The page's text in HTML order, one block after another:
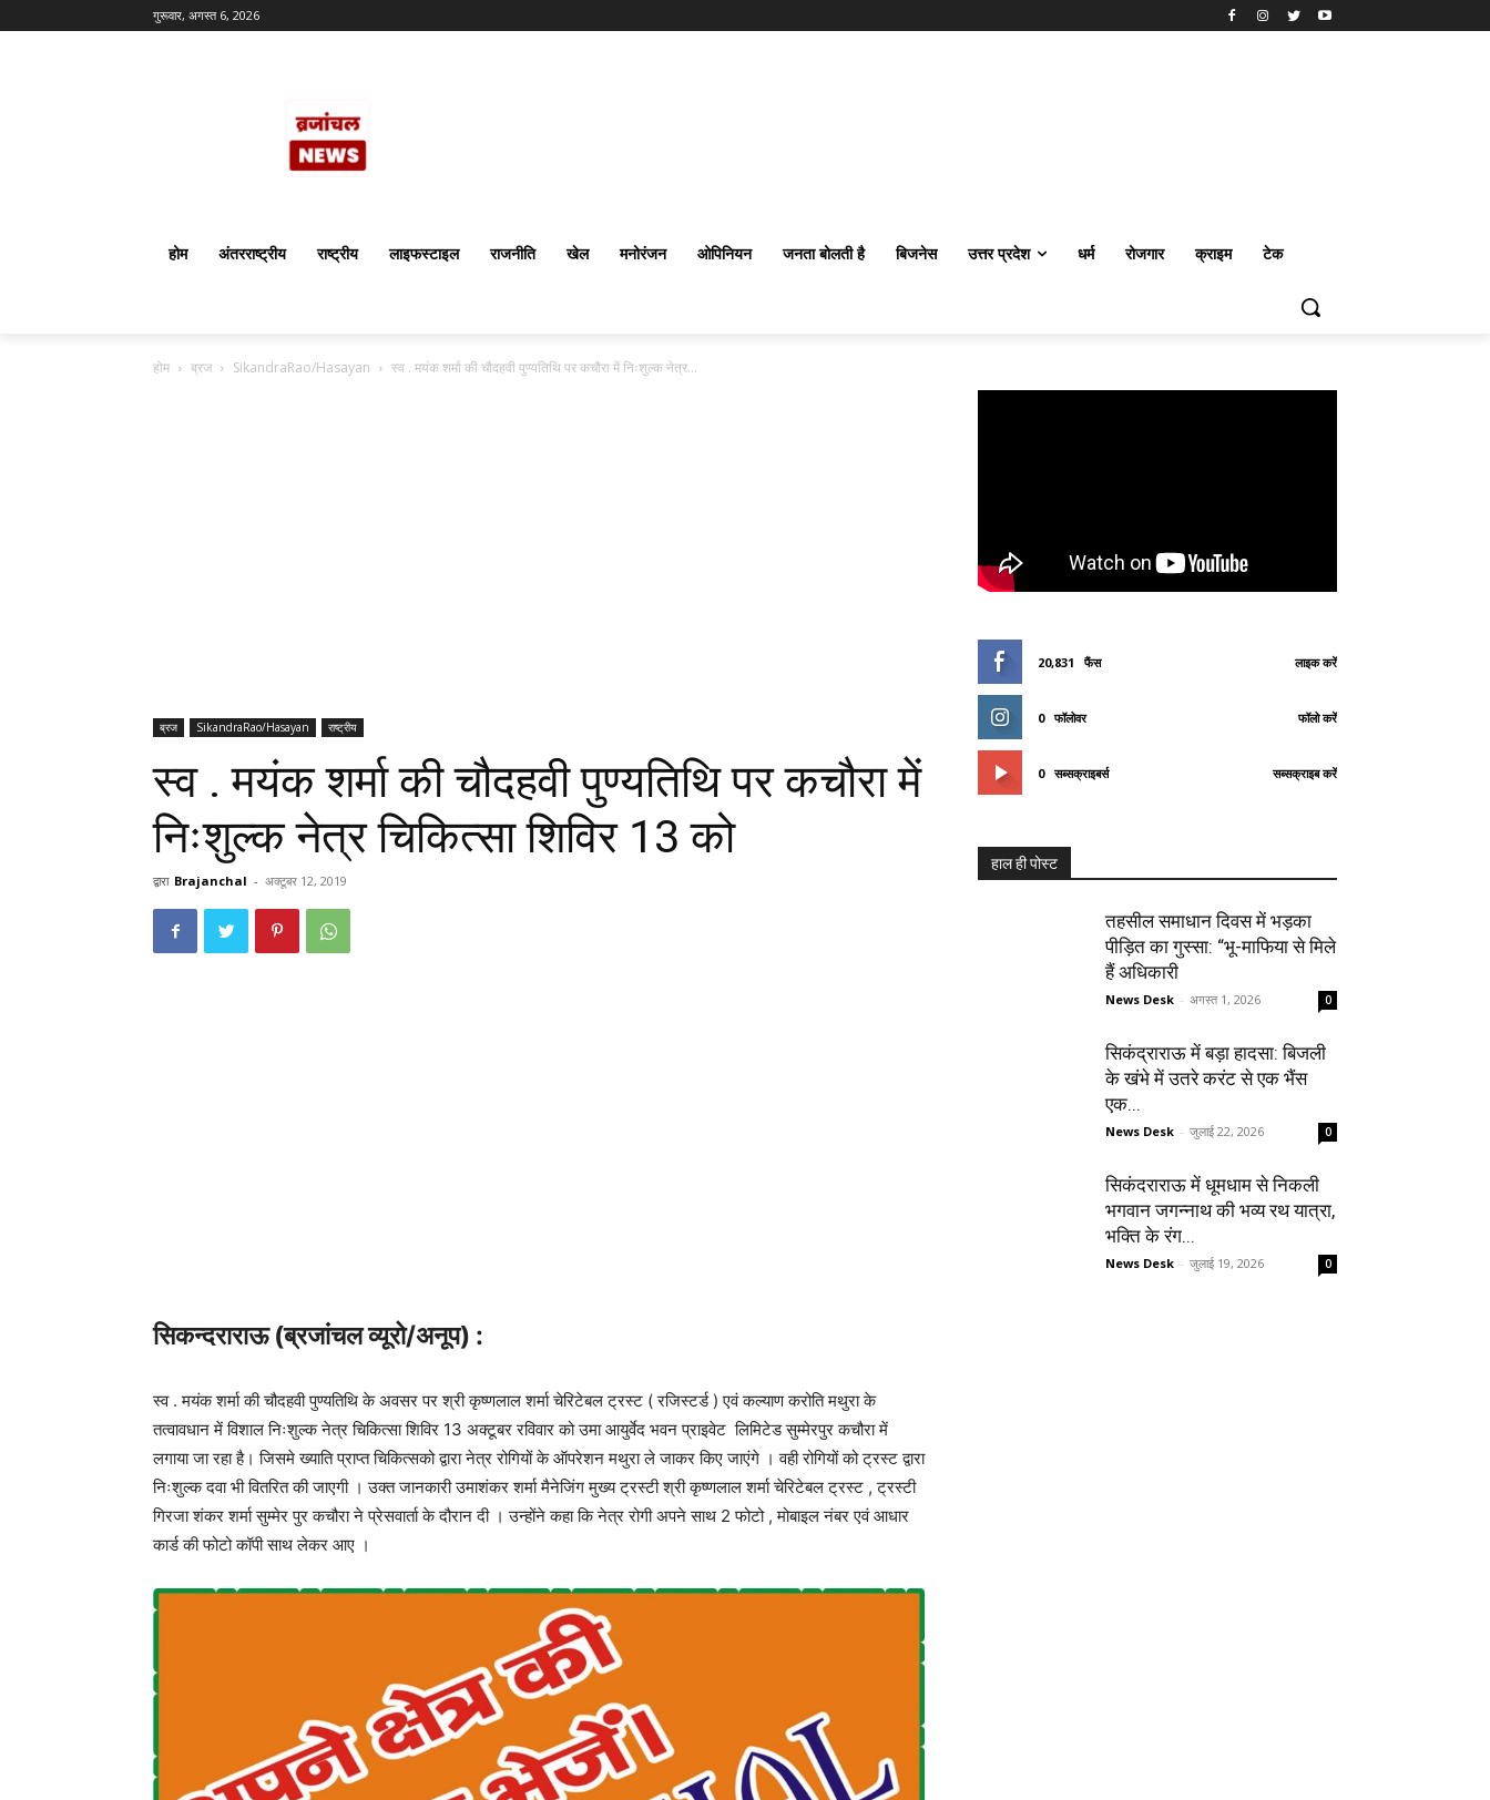
गुरूवार, अगस्त 6, 2026
होम अंतरराष्ट्रीय राष्ट्रीय लाइफस्टाइल राजनीति खेल मनोरंजन ओपिनियन जनता बोलती है बिजनेस उत्तर प्रदेश धर्म रोजगार क्राइम टेक
होम ब्रज SikandraRao/Hasayan स्व . मयंक शर्मा की चौदहवी पुण्यतिथि पर कचौरा में निःशुल्क नेत्र...
ब्रज SikandraRao/Hasayan राष्ट्रीय
स्व . मयंक शर्मा की चौदहवी पुण्यतिथि पर कचौरा में
निःशुल्क नेत्र चिकित्सा शिविर 13 को
द्वारा Brajanchal - अक्टूबर 12, 2019
सिकन्दराराऊ (ब्रजांचल व्यूरो/अनूप) :
स्व . मयंक शर्मा की चौदहवी पुण्यतिथि के अवसर पर श्री कृष्णलाल शर्मा चेरिटेबल ट्रस्ट ( रजिस्टर्ड ) एवं कल्याण करोति मथुरा के
तत्वावधान में विशाल निःशुल्क नेत्र चिकित्सा शिविर 13 अक्टूबर रविवार को उमा आयुर्वेद भवन प्राइवेट लिमिटेड सुम्मेरपुर कचौरा में
लगाया जा रहा है। जिसमे ख्याति प्राप्त चिकित्सको द्वारा नेत्र रोगियों के ऑपरेशन मथुरा ले जाकर किए जाएंगे । वही रोगियों को ट्रस्ट द्वारा
निःशुल्क दवा भी वितरित की जाएगी । उक्त जानकारी उमाशंकर शर्मा मैनेजिंग मुख्य ट्रस्टी श्री कृष्णलाल शर्मा चेरिटेबल ट्रस्ट , ट्रस्टी
गिरजा शंकर शर्मा सुम्मेर पुर कचौरा ने प्रेसवार्ता के दौरान दी । उन्होंने कहा कि नेत्र रोगी अपने साथ 2 फोटो , मोबाइल नंबर एवं आधार
कार्ड की फोटो कॉपी साथ लेकर आए ।
20,831 फैंस लाइक करें
0 फॉलोवर फॉलो करें
0 सब्सक्राइबर्स सब्सक्राइब करें
हाल ही पोस्ट
तहसील समाधान दिवस में भड़का
पीड़ित का गुस्सा: “भू-माफिया से मिले
हैं अधिकारी
News Desk - अगस्त 1, 2026 0
सिकंद्राराऊ में बड़ा हादसा: बिजली
के खंभे में उतरे करंट से एक भैंस
एक...
News Desk - जुलाई 22, 2026 0
सिकंदराराऊ में धूमधाम से निकली
भगवान जगन्नाथ की भव्य रथ यात्रा,
भक्ति के रंग...
News Desk - जुलाई 19, 2026 0